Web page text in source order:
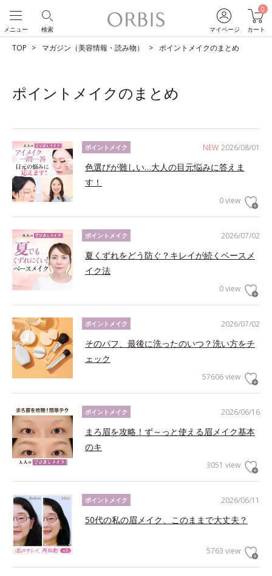
マイページ
0
カート
検索
メニュー
TOP マガジン（美容情報・読み物） ポイントメイクのまとめ
ポイントメイクのまとめ
NEW 2026/08/01
ポイントメイク
色選びが難しい…大人の目元悩みに答えま
す！
0 view
2026/07/02
ポイントメイク
夏くずれをどう防ぐ？キレイが続くベースメ
イク法
0 view
2026/07/02
ポイントメイク
そのパフ、最後に洗ったのいつ？洗い方をチ
ェック
57606 view
2026/06/16
ポイントメイク
まろ眉を攻略！ず～っと使える眉メイク基本
のキ
3051 view
2026/06/11
ポイントメイク
50代の私の眉メイク、このままで大丈夫？
5763 view